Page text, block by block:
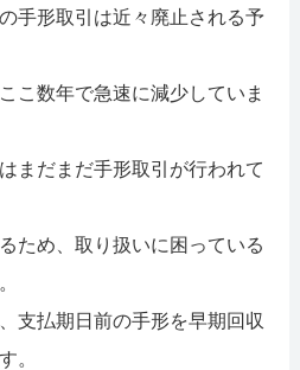
査定依頼
お問い合わせ
092-419-2433
すめ記事
即日資金調達するための方法
りやすい会社はどういう会社？
手形取引は近々廃止される予
こ数年で急速に減少していま
まだまだ手形取引が行われて
ため、取り扱いに困っている
支払期日前の手形を早期回収
。